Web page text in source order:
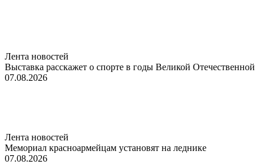
Лента новостей
Выставка расскажет о спорте в годы Великой Отечественной
07.08.2026
Лента новостей
Мемориал красноармейцам установят на леднике
07.08.2026